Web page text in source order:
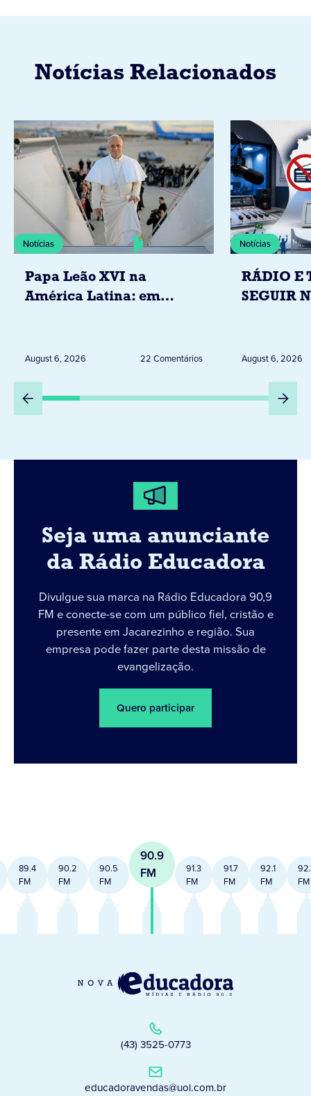
Notícias Relacionados
Notícias
Papa Leão XVI na
América Latina: em
Peru
August 6, 2026 22 Comentários
Notícias
RÁDIO E
SEGUIR
DESTA
August 6, 2026
Seja uma anunciante
da Rádio Educadora
Divulgue sua marca na Rádio Educadora 90,9
FM e conecte-se com um público fiel, cristão e
presente em Jacarezinho e região. Sua
empresa pode fazer parte desta missão de
evangelização.
Quero participar
89.4
FM
90.2
FM
90.5
FM
90.9
FM
91.3
FM
91.7
FM
92.1
FM
FM
(43) 3525-0773
educadoravendas@uol.com.br